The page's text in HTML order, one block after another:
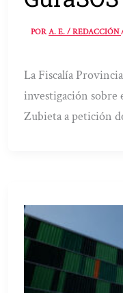
PORA. E. / REDACCIÓN
La Fiscalía
investigación sobre
Zubieta a petición